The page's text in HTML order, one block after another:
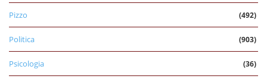
Pizzo (492)
Politica (903)
Psicologia (36)